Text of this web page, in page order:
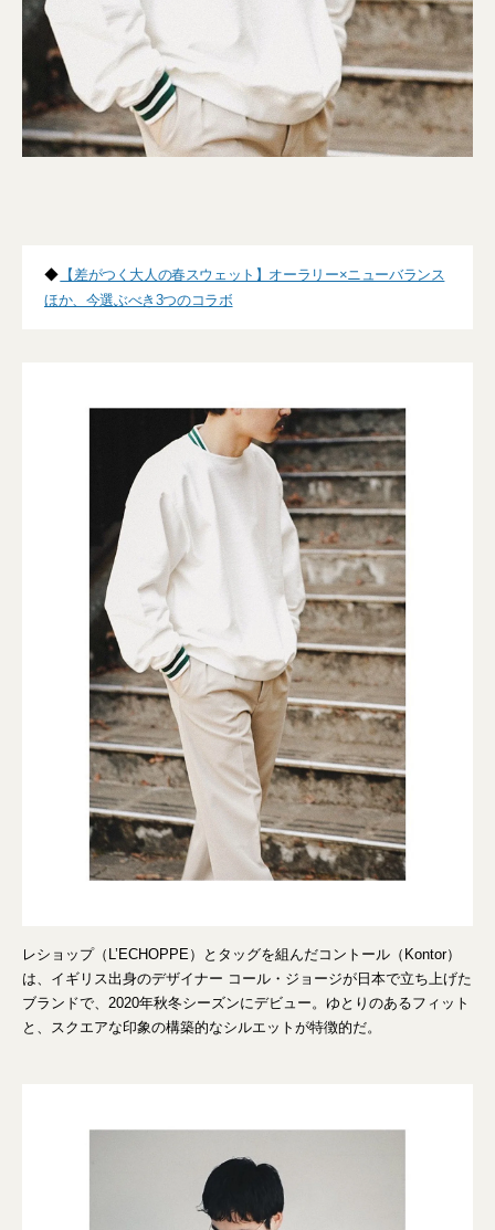
◆ 【差がつく大人の春スウェット】オーラリー×ニューバランス
ほか、今選ぶべき3つのコラボ
レショップ（L’ECHOPPE）とタッグを組んだコントール（Kontor）
は、イギリス出身のデザイナー コール・ジョージが日本で立ち上げた
ブランドで、2020年秋冬シーズンにデビュー。ゆとりのあるフィット
と、スクエアな印象の構築的なシルエットが特徴的だ。